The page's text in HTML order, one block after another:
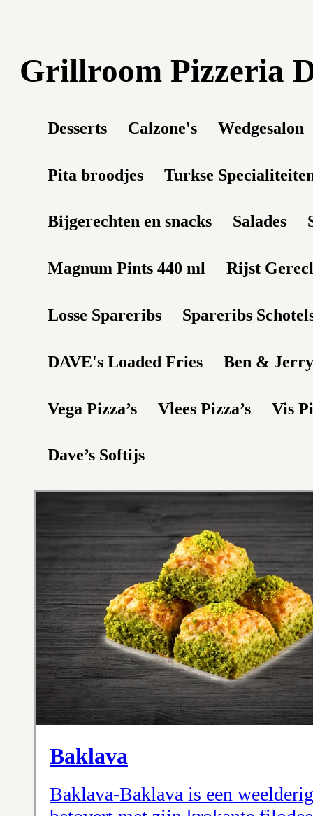
Grillroom Pizzeria
Desserts Calzone's Wedgesalon
Pita broodjes Turkse
Bijgerechten en snacks Salades
Magnum Pints 440 ml Rijst
Losse Spareribs Spareribs
DAVE's Loaded Fries Ben &
Vega Pizza’s Vlees Pizza’s Vis
Dave’s Softijs
Baklava
Baklava-Baklava is een